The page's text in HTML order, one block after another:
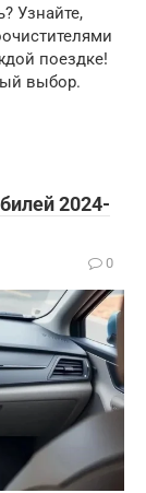
Узнайте,
поездке!
выбор.
2024-
0